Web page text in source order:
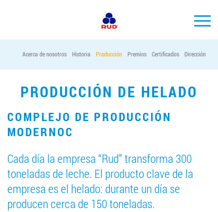
PRODUCCIÓN
Horeca
Vacantes
PEDIR PRODUCTOS "RUD":
Acerca de nosotros Historia Producción Premios Certificados Dirección
PRODUCCIÓN DE HELADO
COMPLEJO DE PRODUCCIÓN
MODERNOС
Cada día la empresa “Rud” transforma 300
toneladas de leche. El producto clave de la
empresa es el helado: durante un día se
producen cerca de 150 toneladas.